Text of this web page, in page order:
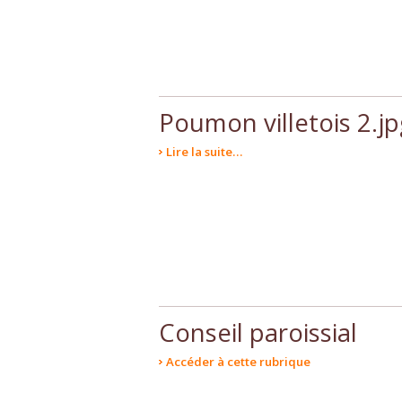
Poumon villetois
Lire la suite…
Conseil paroissial
Accéder à cette rubrique